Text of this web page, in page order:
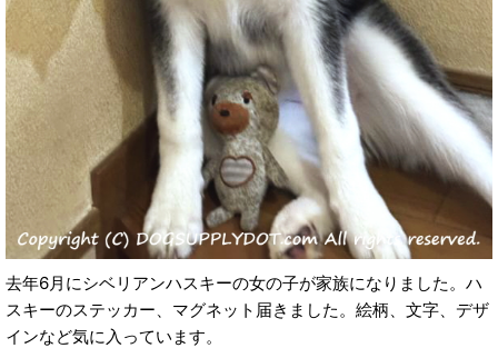
去年6月にシベリアンハスキーの女の子が家族になりました。ハ
スキーのステッカー、マグネット届きました。絵柄、文字、デザ
インなど気に入っています。